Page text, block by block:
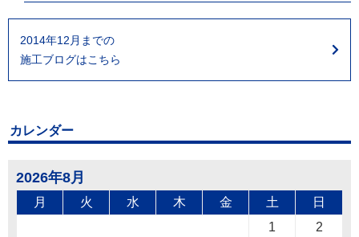
2014年12月までの
施工ブログはこちら
カレンダー
2026年8月
月 火 水 木 金 土 日
1
2